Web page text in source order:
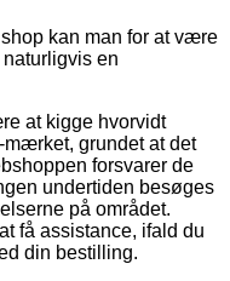
kan man for at være
en
at kigge hvorvidt
grundet at det
forsvarer de
undertiden besøges
på området.
få assistance, ifald du
din bestilling.